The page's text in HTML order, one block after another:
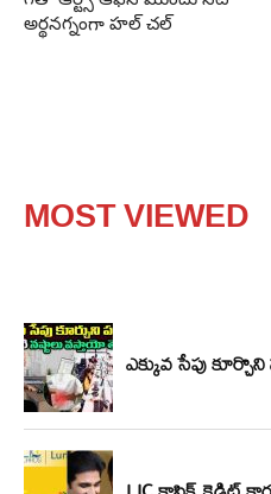
అర్థనగ్నంగా హల్ చల్
MOST VIEWED